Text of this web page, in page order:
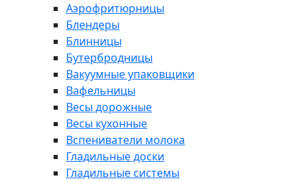
Аэрофритюрницы
Блендеры
Блинницы
Бутербродницы
Вакуумные упаковщики
Вафельницы
Весы дорожные
Весы кухонные
Вспениватели молока
Гладильные доски
Гладильные системы